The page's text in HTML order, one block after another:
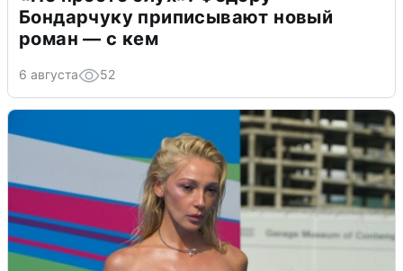
Бондарчуку приписывают новый
роман — с кем
6 августа 52